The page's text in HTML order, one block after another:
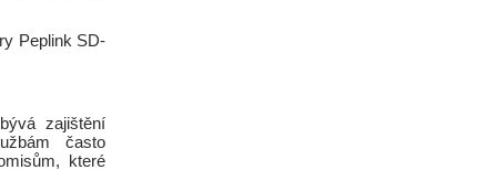
Peplink SD-
zajištění
často
které